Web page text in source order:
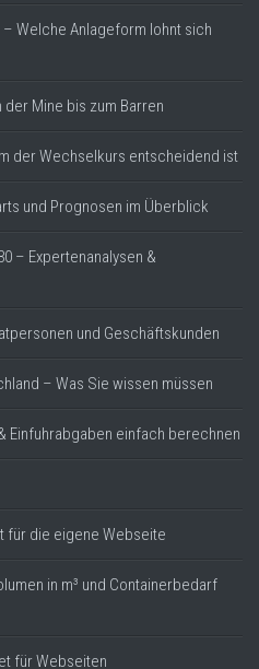
Welche Anlageform lohnt sich
Mine bis zum Barren
der Wechselkurs entscheidend ist
und Prognosen im Überblick
– Expertenanalysen &
und Geschäftskunden
– Was Sie wissen müssen
Einfuhrabgaben einfach berechnen
für die eigene Webseite
in m³ und Containerbedarf
für Webseiten